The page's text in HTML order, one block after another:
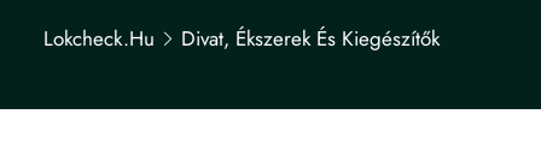
Lokcheck.hu Divat, Ékszerek És Kiegészítők